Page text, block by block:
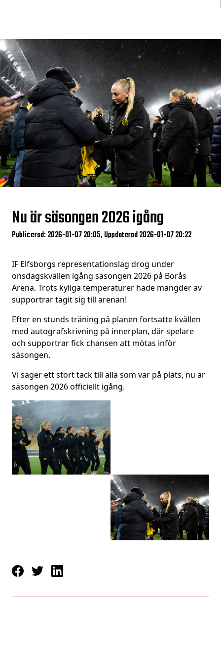
Nu är säsongen 2026 igång
Publicerad: 2026-01-07 20:05, Uppdaterad 2026-01-07 20:22
IF Elfsborgs representationslag drog under
onsdagskvällen igång säsongen 2026 på Borås
Arena. Trots kyliga temperaturer hade mängder av
supportrar tagit sig till arenan!
Efter en stunds träning på planen fortsatte kvällen
med autografskrivning på innerplan, där spelare
och supportrar fick chansen att mötas inför
säsongen.
Vi säger ett stort tack till alla som var på plats, nu är
säsongen 2026 officiellt igång.